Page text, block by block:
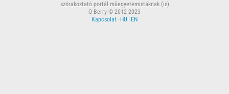
szórakoztató portál műegyetemistáknak (is)
Q-Berry © 2012-2023
Kapcsolat · HU | EN